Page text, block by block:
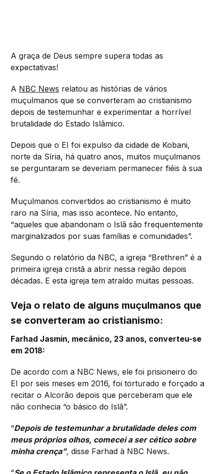
A graça de Deus sempre supera todas as
expectativas!
A NBC News relatou as histórias de vários
muçulmanos que se converteram ao cristianismo
depois de testemunhar e experimentar a horrível
brutalidade do Estado Islâmico.
Depois que o EI foi expulso da cidade de Kobani,
norte da Síria, há quatro anos, muitos muçulmanos
se perguntaram se deveriam permanecer fiéis à sua
fé.
Muçulmanos convertidos ao cristianismo é muito
raro na Síria, mas isso acontece. No entanto,
“aqueles que abandonam o Islã são frequentemente
marginalizados por suas famílias e comunidades”.
Segundo o relatório da NBC, a igreja “Brethren” é a
primeira igreja cristã a abrir nessa região depois
décadas. E esta igreja tem atraído muitas pessoas.
Veja o relato de alguns muçulmanos que
se converteram ao cristianismo:
Farhad Jasmin, mecânico, 23 anos, converteu-se
em 2018:
De acordo com a NBC News, ele foi prisioneiro do
EI por seis meses em 2016, foi torturado e forçado a
recitar o Alcorão depois que perceberam que ele
não conhecia “o básico do Islã”.
“Depois de testemunhar a brutalidade deles com
meus próprios olhos, comecei a ser cético sobre
minha crença”,disse Farhad à NBC News.